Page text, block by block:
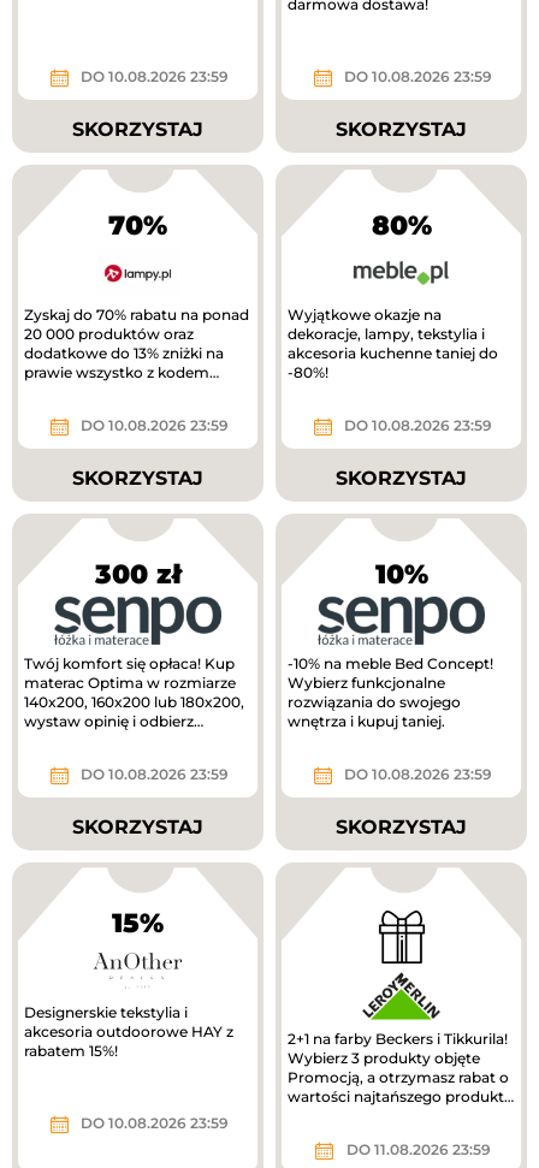
DO 10.08.2026 23:59
SKORZYSTAJ
darmowa dostawa!
DO 10.08.2026 23:59
SKORZYSTAJ
70%
Zyskaj do 70% rabatu na ponad
20 000 produktów oraz
dodatkowe do 13% zniżki na
prawie wszystko z kodem
DO 10.08.2026 23:59
SKORZYSTAJ
80%
Wyjątkowe okazje na
dekoracje, lampy, tekstylia i
akcesoria kuchenne taniej do
-80%!
DO 10.08.2026 23:59
SKORZYSTAJ
300 zł
Twój komfort się opłaca! Kup
materac Optima w rozmiarze
140x200, 160x200 lub 180x200,
wystaw opinię i odbierz
DO 10.08.2026 23:59
SKORZYSTAJ
10%
-10% na meble Bed Concept!
Wybierz funkcjonalne
rozwiązania do swojego
wnętrza i kupuj taniej.
DO 10.08.2026 23:59
SKORZYSTAJ
15%
Designerskie tekstylia i
akcesoria outdoorowe HAY z
rabatem 15%!
DO 10.08.2026 23:59
2+1 na farby Beckers i Tikkurila!
Wybierz 3 produkty objęte
Promocją, a otrzymasz rabat o
wartości najtańszego produktu
DO 11.08.2026 23:59